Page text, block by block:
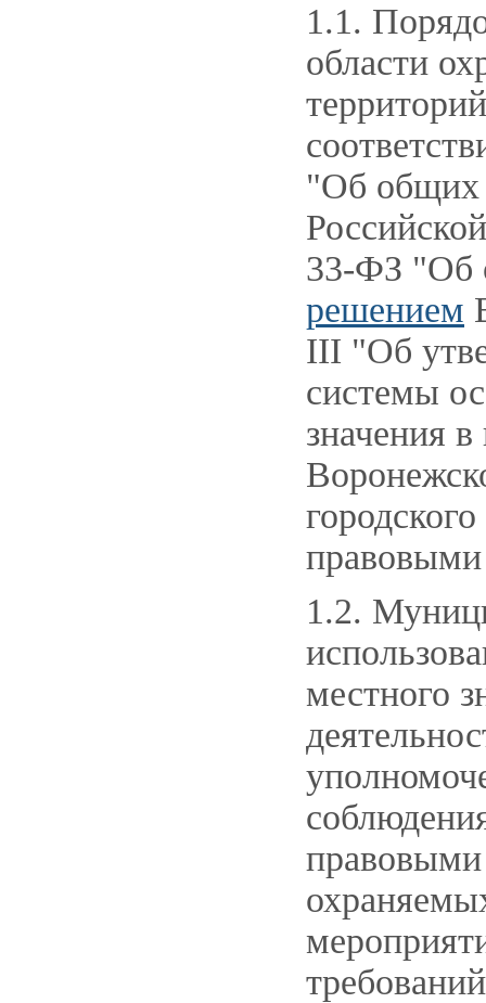
1.1.
области
"Об общих
33-ФЗ "Об
решением
III "Об
системы
значения
1.2.
местного
правовыми